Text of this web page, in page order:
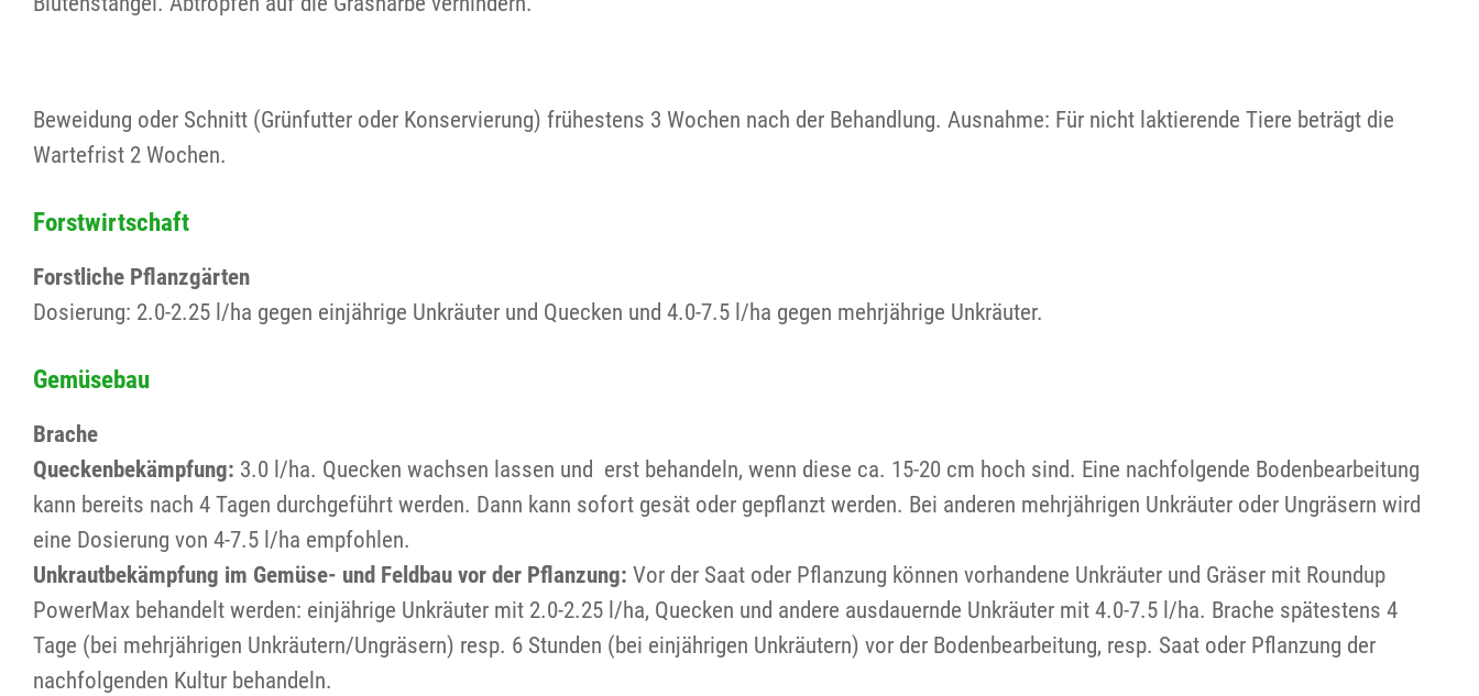
Beweidung oder Schnitt (Grünfutter oder Konservierung) frühestens 3 Wochen nach der Behandlung. Ausnahme: Für nicht laktierende Tiere beträgt die
Wartefrist 2 Wochen.
Forstwirtschaft
Forstliche Pflanzgärten
Dosierung: 2.0-2.25 l/ha gegen einjährige Unkräuter und Quecken und 4.0-7.5 l/ha gegen mehrjährige Unkräuter.
Gemüsebau
Brache
Queckenbekämpfung: 3.0 l/ha. Quecken wachsen lassen und erst behandeln, wenn diese ca. 15-20 cm hoch sind. Eine nachfolgende Bodenbearbeitung
kann bereits nach 4 Tagen durchgeführt werden. Dann kann sofort gesät oder gepflanzt werden. Bei anderen mehrjährigen Unkräuter oder Ungräsern wird
eine Dosierung von 4-7.5 l/ha empfohlen.
Unkrautbekämpfung im Gemüse- und Feldbau vor der Pflanzung: Vor der Saat oder Pflanzung können vorhandene Unkräuter und Gräser mit Roundup
PowerMax behandelt werden: einjährige Unkräuter mit 2.0-2.25 l/ha, Quecken und andere ausdauernde Unkräuter mit 4.0-7.5 l/ha. Brache spätestens 4
Tage (bei mehrjährigen Unkräutern/Ungräsern) resp. 6 Stunden (bei einjährigen Unkräutern) vor der Bodenbearbeitung, resp. Saat oder Pflanzung der
nachfolgenden Kultur behandeln.